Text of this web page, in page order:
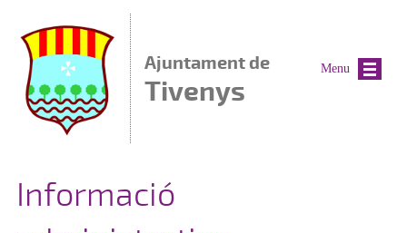
Ajuntament de
Tivenys
Informació
Menu